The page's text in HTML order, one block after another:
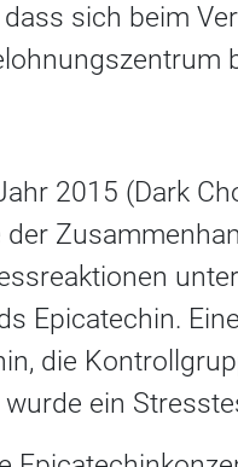
sich beim
2015 (Dark
Epicatechin.
die
ein